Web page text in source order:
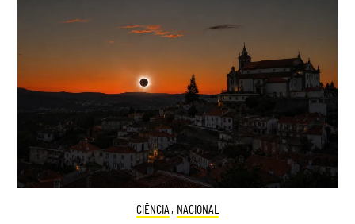
CIÊNCIA , NACIONAL